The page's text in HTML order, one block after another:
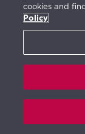
cookies and
Policy